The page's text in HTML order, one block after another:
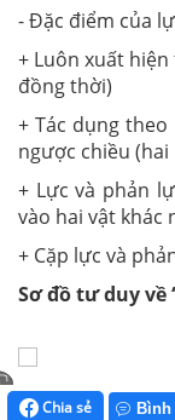
- Đặc điểm của
+ Luôn xuất
đồng thời)
+ Tác dụng
ngược chiều
+ Lực và phản
vào hai vật khác
+ Cặp lực và
Sơ đồ tư duy
Chia sẻ